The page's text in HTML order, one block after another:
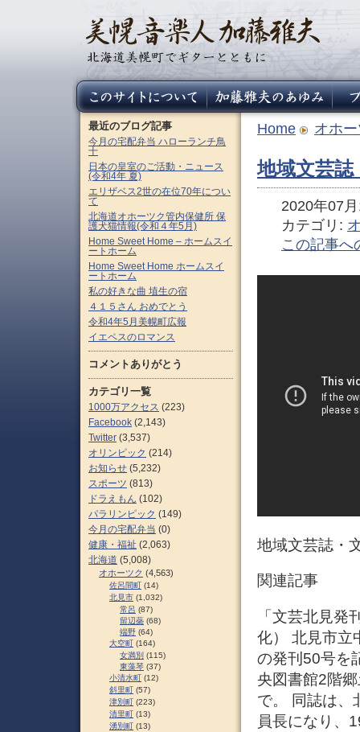
Home オホ
地域文芸誌
2020年07
カテゴリ:
この記事へ
地域文芸誌・
関連記事
「文芸北見
化） 北見市立
の発刊50号を
央図書館2階
で。 同誌は、
員長になり、
最近のブログ記事
今月の宅配弁当 ハローランチ鳥
十
日本の皇室のご活動・ニュース
(令和4年 夏)
エリザベス2世の在位70年につい
て
北海道オホーツク管内保健所 保
護犬猫情報(令和４年5月)
Home Sweet Home – ホームスイ
ートホーム
Home Sweet Home ホームスイ
ートホーム
私の好きな曲 埴生の宿
４１５さん おめでとう
令和4年5月美幌町広報
イエペスのロマンス
コメントありがとう
カテゴリ一覧
1000万アクセス (223)
Facebook (2,143)
Twitter (3,537)
オリンピック (214)
お知らせ (5,232)
スポーツ (813)
ドラえもん (102)
パラリンピック (149)
今月の宅配弁当 (0)
健康・福祉 (2,063)
北海道 (5,008)
オホーツク (4,563)
佐呂間町 (14)
北見市 (1,032)
常呂 (87)
留辺蘂 (68)
端野 (64)
大空町 (164)
女満別 (115)
東藻琴 (37)
小清水町 (12)
斜里町 (57)
津別町 (223)
清里町 (13)
湧別町 (13)